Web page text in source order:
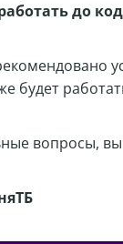
до
будет
вопросы, вы